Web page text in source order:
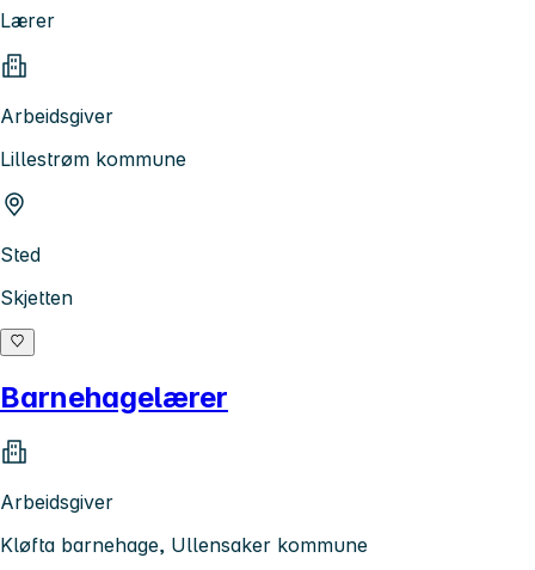
Lærer
Arbeidsgiver
Lillestrøm kommune
Sted
Skjetten
Barnehagelærer
Arbeidsgiver
Kløfta barnehage, Ullensaker kommune